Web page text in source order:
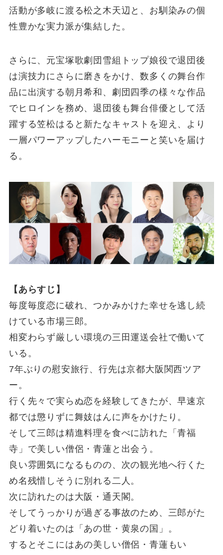
活動が多岐に渡る松之木天辺と、お馴染みの個
性豊かな実力派が集結した。
さらに、元宝塚歌劇団雪組トップ娘役で退団後
は演技力にさらに磨きをかけ、数多くの舞台作
品に出演する朝月希和、劇団四季の様々な作品
でヒロインを務め、退団後も舞台俳優として活
躍する笠松はると新たなキャストを迎え、より
一層パワーアップしたハーモニーと笑いを届け
る。
【あらすじ】
毎度毎度恋に破れ、つかみかけた幸せを逃し続
けている市場三郎。
相変わらず厳しい環境の三⽥運送会社で働いて
いる。
7年ぶりの慰安旅⾏、⾏先は京都大阪関西ツア
ー。
⾏く先々で実らぬ恋を経験してきたが、早速京
都では懲りずに舞妓はんに声をかけたり。
そして三郎は精進料理を食べに訪れた「青福
寺」で美しい僧侶・青蓮と出会う。
良い雰囲気になるものの、次の観光地へ⾏くた
め名残惜しそうに別れる二⼈。
次に訪れたのは大阪・通天閣。
そしてうっかりが過ぎる事故のため、三郎がた
どり着いたのは「あの世・黄泉の国」。
するとそこにはあの美しい僧侶・青蓮もい